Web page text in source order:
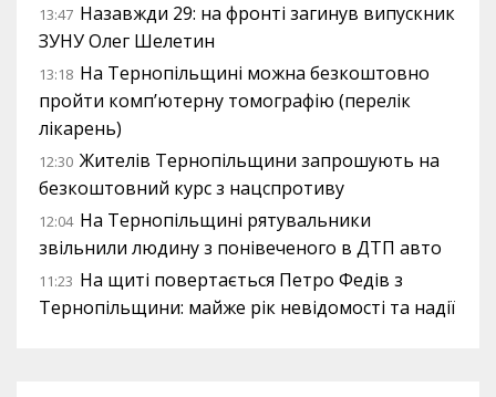
13:47 Назавжди 29: на фронті загинув випускник
ЗУНУ Олег Шелетин
13:18 На Тернопільщині можна безкоштовно
пройти комп’ютерну томографію (перелік
лікарень)
12:30 Жителів Тернопільщини запрошують на
безкоштовний курс з нацспротиву
12:04 На Тернопільщині рятувальники
звільнили людину з понівеченого в ДТП авто
11:23 На щиті повертається Петро Федів з
Тернопільщини: майже рік невідомості та надії